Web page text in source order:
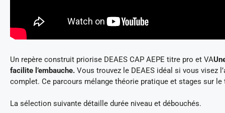
Un repère construit priorise DEAES CAP AEPE titre pro et VA
facilite l’embauche. Vous trouvez le DEAES idéal si vous visez
complet. Ce parcours mélange théorie pratique et stages sur le
La sélection suivante détaille durée niveau et débouchés.